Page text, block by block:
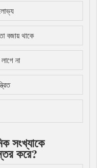
বজায় থাকে
না
সংখ্যাকে
করে?